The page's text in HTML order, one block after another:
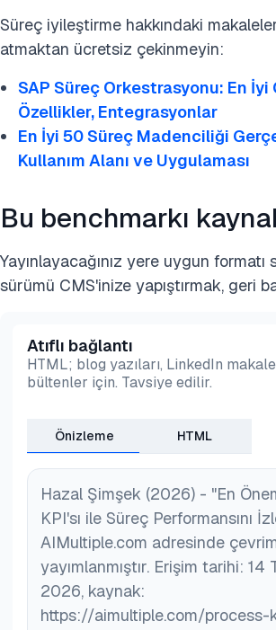
Süreç iyileştirme hakkındaki
atmaktan ücretsiz çekinmeyin:
SAP Süreç Orkestrasyonu: En İyi
Özellikler, Entegrasyonlar
En İyi 50 Süreç Madenciliği
Kullanım Alanı ve Uygulaması
Bu benchmarkı
Yayınlayacağınız yere uygun formatı
sürümü CMS'inize yapıştırmak, geri
Atıflı bağlantı
HTML; blog yazıları, LinkedIn
bültenler için. Tavsiye edilir.
Önizleme HTML
Hazal Şimşek (2026) - "En
KPI'sı ile Süreç Performansını
AIMultiple.com adresinde
yayımlanmıştır. Erişim tarihi: 14
2026, kaynak:
https://aimultiple.com/process-